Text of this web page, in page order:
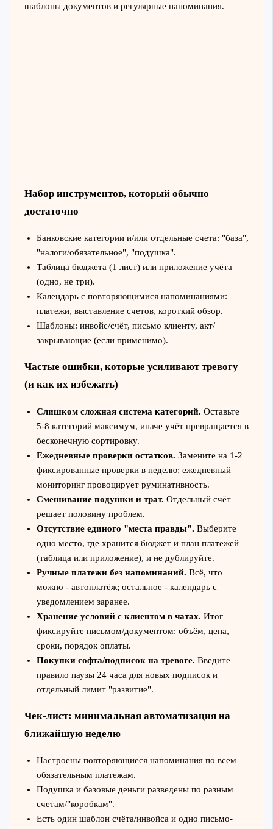
шаблоны документов и регулярные напоминания.
Набор инструментов, который обычно
достаточно
Банковские категории и/или отдельные счета: "база",
"налоги/обязательное", "подушка".
Таблица бюджета (1 лист) или приложение учёта
(одно, не три).
Календарь с повторяющимися напоминаниями:
платежи, выставление счетов, короткий обзор.
Шаблоны: инвойс/счёт, письмо клиенту, акт/
закрывающие (если применимо).
Частые ошибки, которые усиливают тревогу
(и как их избежать)
Слишком сложная система категорий. Оставьте
5-8 категорий максимум, иначе учёт превращается в
бесконечную сортировку.
Ежедневные проверки остатков. Замените на 1-2
фиксированные проверки в неделю; ежедневный
мониторинг провоцирует руминативность.
Смешивание подушки и трат. Отдельный счёт
решает половину проблем.
Отсутствие единого "места правды". Выберите
одно место, где хранится бюджет и план платежей
(таблица или приложение), и не дублируйте.
Ручные платежи без напоминаний. Всё, что
можно - автоплатёж; остальное - календарь с
уведомлением заранее.
Хранение условий с клиентом в чатах. Итог
фиксируйте письмом/документом: объём, цена,
сроки, порядок оплаты.
Покупки софта/подписок на тревоге. Введите
правило паузы 24 часа для новых подписок и
отдельный лимит "развитие".
Чек-лист: минимальная автоматизация на
ближайшую неделю
Настроены повторяющиеся напоминания по всем
обязательным платежам.
Подушка и базовые деньги разведены по разным
счетам/"коробкам".
Есть один шаблон счёта/инвойса и одно письмо-